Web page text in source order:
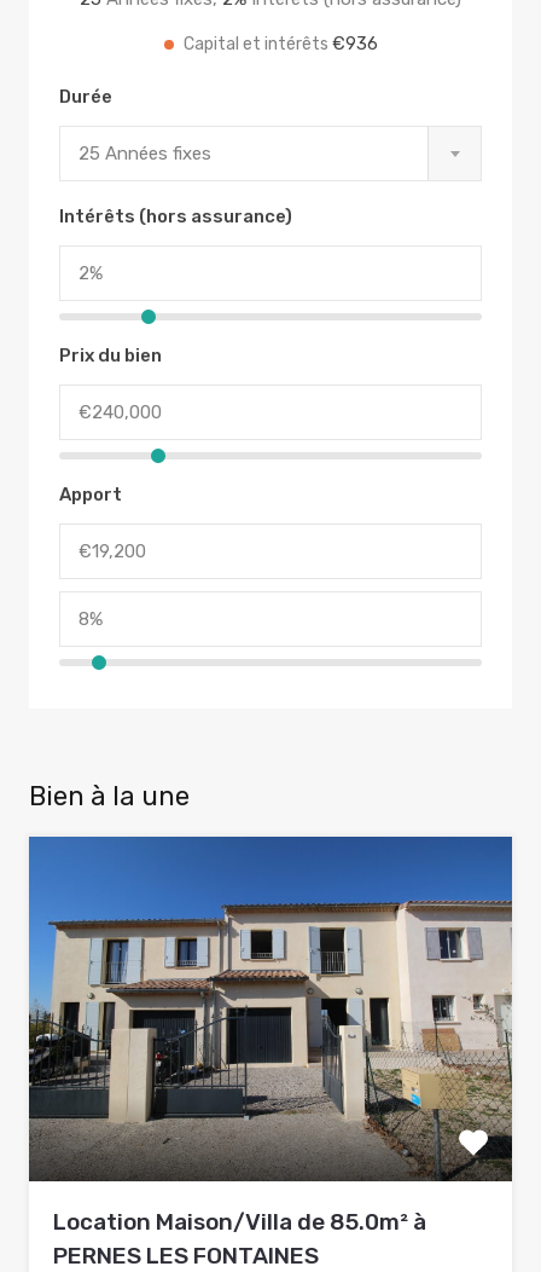
Capital et intérêts €936
Durée
25 Années fixes
Intérêts (hors assurance)
Prix du bien
Apport
Bien à la une
Location Maison/Villa de 85.0m² à
PERNES LES FONTAINES